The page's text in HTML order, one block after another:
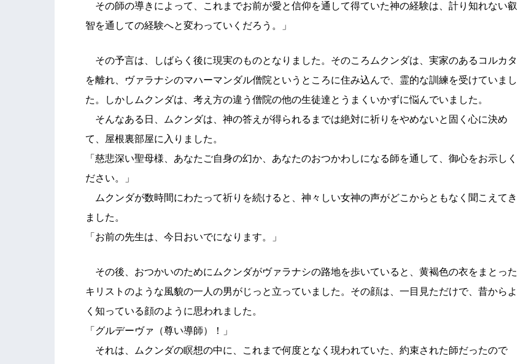
その師の導きによって、これまでお前が愛と信仰を通して得ていた神の経験は、計り知れない叡
智を通しての経験へと変わっていくだろう。」
その予言は、しばらく後に現実のものとなりました。そのころムクンダは、実家のあるコルカタ
を離れ、ヴァラナシのマハーマンダル僧院というところに住み込んで、霊的な訓練を受けていまし
た。しかしムクンダは、考え方の違う僧院の他の生徒達とうまくいかずに悩んでいました。
そんなある日、ムクンダは、神の答えが得られるまでは絶対に祈りをやめないと固く心に決め
て、屋根裏部屋に入りました。
「慈悲深い聖母様、あなたご自身の幻か、あなたのおつかわしになる師を通して、御心をお示しく
ださい。」
ムクンダが数時間にわたって祈りを続けると、神々しい女神の声がどこからともなく聞こえてき
ました。
「お前の先生は、今日おいでになります。」
その後、おつかいのためにムクンダがヴァラナシの路地を歩いていると、黄褐色の衣をまとった
キリストのような風貌の一人の男がじっと立っていました。その顔は、一目見ただけで、昔からよ
く知っている顔のように思われました。
「グルデーヴァ（尊い導師）！」
それは、ムクンダの瞑想の中に、これまで何度となく現われていた、約束された師だったので